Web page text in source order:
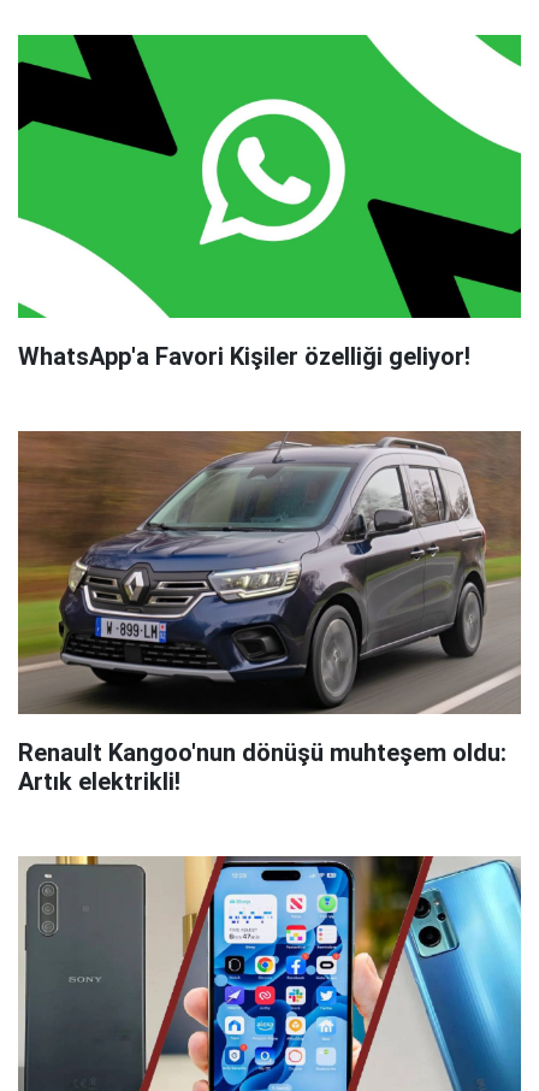
WhatsApp'a Favori Kişiler özelliği geliyor!
Renault Kangoo'nun dönüşü muhteşem oldu:
Artık elektrikli!